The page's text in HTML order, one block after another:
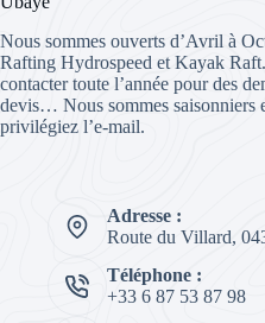
Nous sommes ouverts d’Avril à
Rafting Hydrospeed et Kayak
contacter toute l’année pour des
devis… Nous sommes saisonniers
privilégiez l’e-mail.
Adresse :
Route du Villard,
Téléphone :
+33 6 87 53 87 98